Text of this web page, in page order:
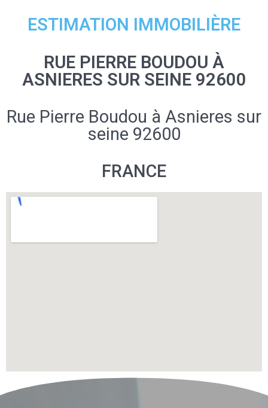
ESTIMATION IMMOBILIÈRE
RUE PIERRE BOUDOU À
ASNIERES SUR SEINE 92600
Rue Pierre Boudou à Asnieres sur
seine 92600
FRANCE